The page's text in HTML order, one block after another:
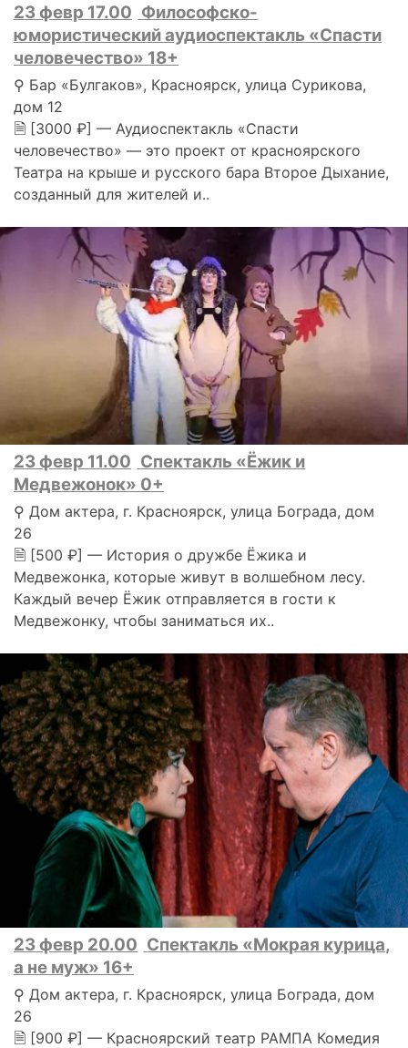
23 февр 17.00 Философско-
юмористический аудиоспектакль «Спасти
человечество» 18+
⚲ Бар «Булгаков», Красноярск, улица Сурикова,
дом 12
🗎 [3000 ₽] — Аудиоспектакль «Спасти
человечество» — это проект от красноярского
Театра на крыше и русского бара Второе Дыхание,
созданный для жителей и..
23 февр 11.00 Спектакль «Ёжик и
Медвежонок» 0+
⚲ Дом актера, г. Красноярск, улица Бограда, дом
26
🗎 [500 ₽] — История о дружбе Ёжика и
Медвежонка, которые живут в волшебном лесу.
Каждый вечер Ёжик отправляется в гости к
Медвежонку, чтобы заниматься их..
23 февр 20.00 Спектакль «Мокрая курица,
а не муж» 16+
⚲ Дом актера, г. Красноярск, улица Бограда, дом
26
🗎 [900 ₽] — Красноярский театр РАМПА Комедия